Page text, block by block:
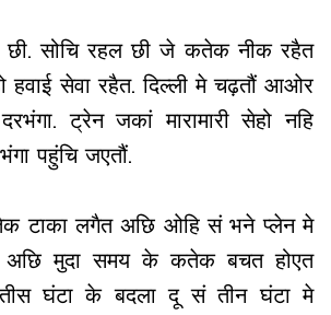
छी. सोचि रहल छी जे कतेक नीक रहैत
सेवा रहैत. दिल्ली मे चढ़तौं आओर
ट्रेन जकां मारामारी सेहो नहि
पहुंचि जएतौं.
टाका लगैत अछि ओहि सं भने प्लेन मे
अछि मुदा समय के कतेक बचत होएत
घंटा के बदला दू सं तीन घंटा मे